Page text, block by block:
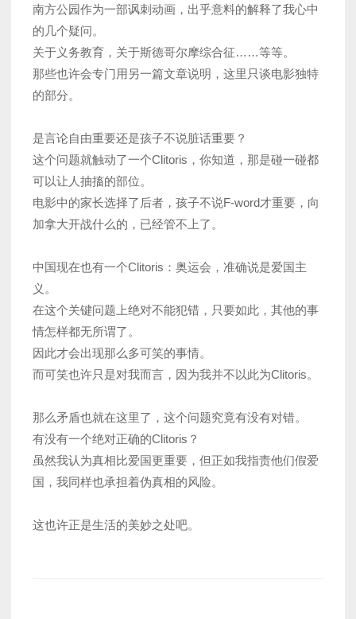
南方公园作为一部讽刺动画，出乎意料的解释了我心中
的几个疑问。
关于义务教育，关于斯德哥尔摩综合征……等等。
那些也许会专门用另一篇文章说明，这里只谈电影独特
的部分。
是言论自由重要还是孩子不说脏话重要？
这个问题就触动了一个Clitoris，你知道，那是碰一碰都
可以让人抽搐的部位。
电影中的家长选择了后者，孩子不说F-word才重要，向
加拿大开战什么的，已经管不上了。
中国现在也有一个Clitoris：奥运会，准确说是爱国主
义。
在这个关键问题上绝对不能犯错，只要如此，其他的事
情怎样都无所谓了。
因此才会出现那么多可笑的事情。
而可笑也许只是对我而言，因为我并不以此为Clitoris。
那么矛盾也就在这里了，这个问题究竟有没有对错。
有没有一个绝对正确的Clitoris？
虽然我认为真相比爱国更重要，但正如我指责他们假爱
国，我同样也承担着伪真相的风险。
这也许正是生活的美妙之处吧。